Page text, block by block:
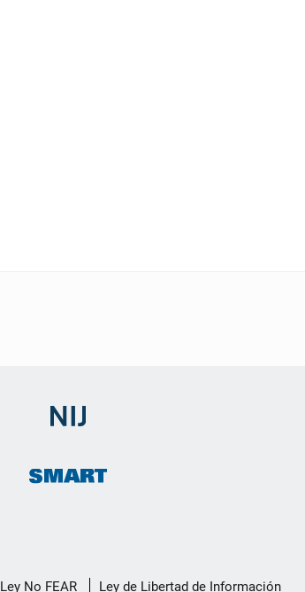
Ley No FEAR Ley de Libertad de Información